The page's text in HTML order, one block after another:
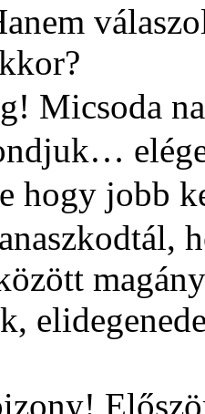
Micsoda
hogy jobb